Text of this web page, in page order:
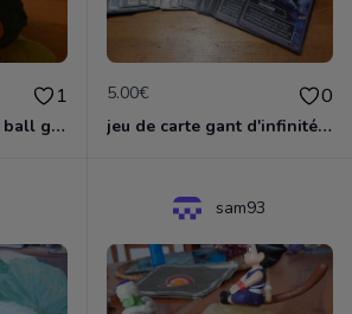
1
lot Figurine dragon ball gashopen sagohan + vegeta+young goan
5.00€ 0
jeu de carte gant d'infinité marvel
sam93